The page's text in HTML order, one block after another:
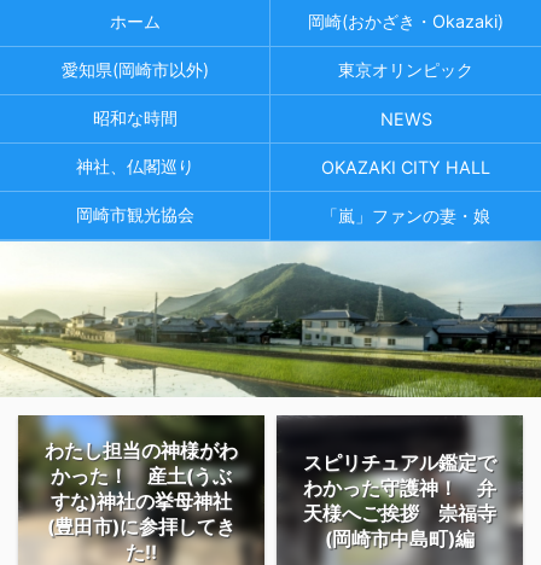
ホーム 岡崎(おかざき・Okazaki)
愛知県(岡崎市以外) 東京オリンピック
昭和な時間 NEWS
神社、仏閣巡り OKAZAKI CITY HALL
岡崎市観光協会 「嵐」ファンの妻・娘
わたし担当の神様がわ
かった！ 産土(うぶ
すな)神社の挙母神社
(豊田市)に参拝してき
た!!
スピリチュアル鑑定で
わかった守護神！ 弁
天様へご挨拶 崇福寺
(岡崎市中島町)編